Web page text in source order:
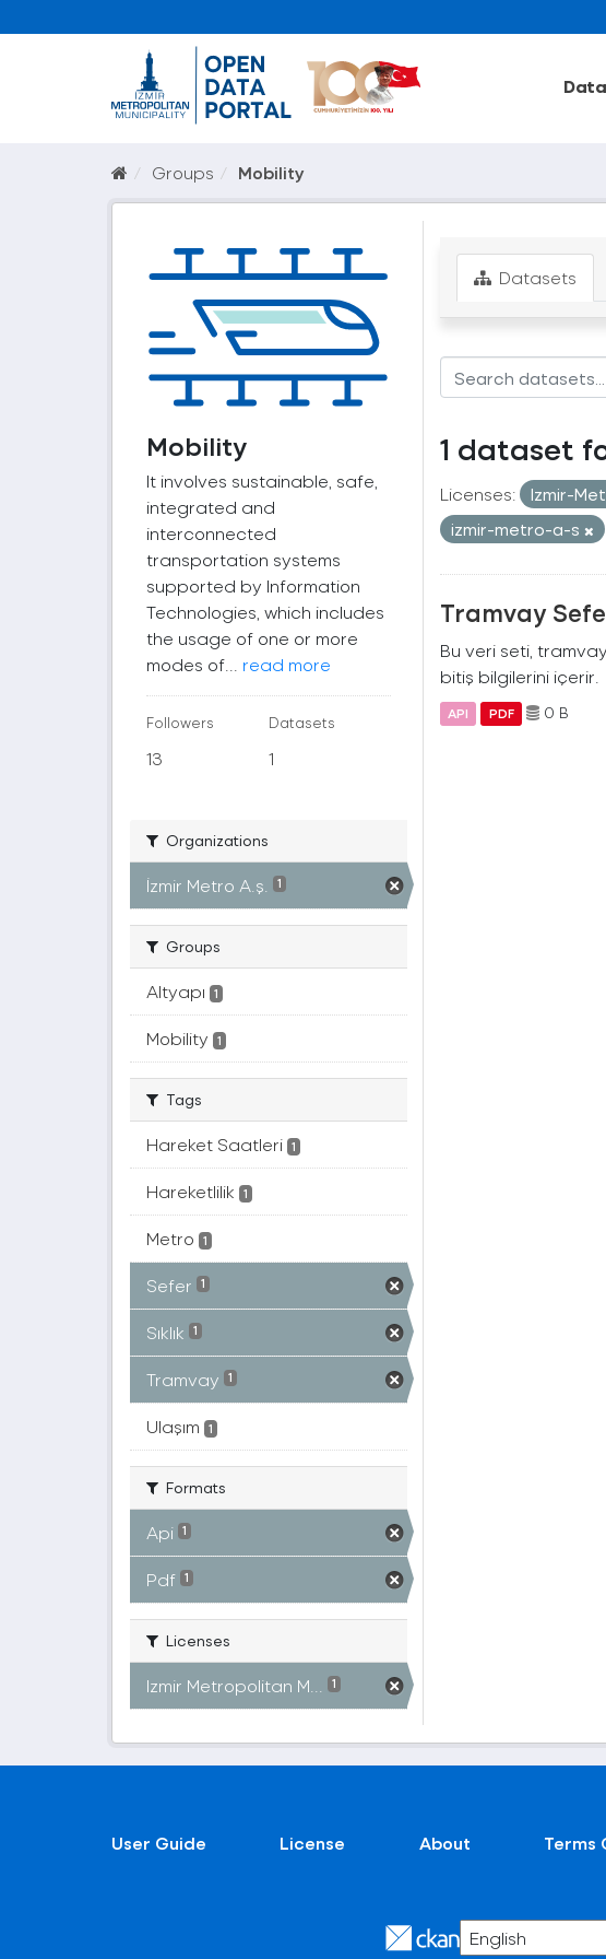
Groups Mobility
Mobility
It involves sustainable, safe,
integrated and
interconnected
transportation systems
supported by Information
Technologies, which includes
the usage of one or more
modes of... read more
Followers
13
Datasets
1
Organizations
İzmir Metro A.ş. 1
Groups
Altyapı 1
Mobility 1
Tags
Hareket Saatleri 1
Hareketlilik 1
Metro 1
Sefer 1
Sıklık 1
Tramvay 1
Ulaşım 1
Formats
Api 1
Pdf 1
Licenses
Izmir Metropolitan M... 1
Datasets
1 dataset
Licenses: Izmir-
izmir-metro-a-s
Tramvay
Bu veri seti,
bitiş bilgilerini içerir.
API PDF 0 B
User Guide License About Terms